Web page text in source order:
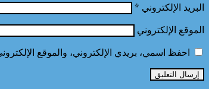
البريد الإلكتروني *
الموقع الإلكتروني
احفظ اسمي، بريدي الإلكتروني، والموقع